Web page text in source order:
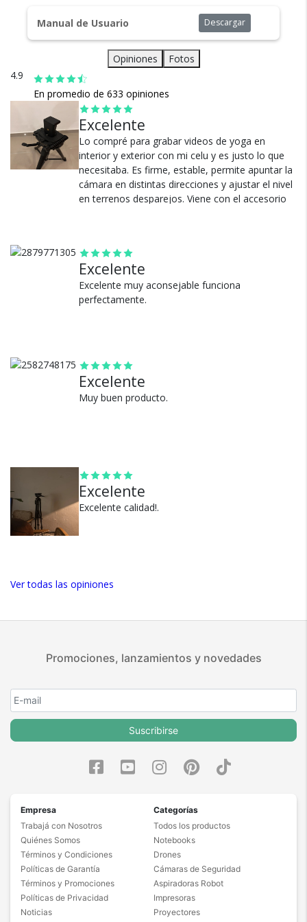
facilitando cambios de equipo o posición sin perder tiempo.
Nivel de burbuja y gancho de contrapeso:
Incluye doble nivel y gancho inferior para agregar peso
adicional y mejorar la estabilidad en exteriores.
Manual de Usuario Descargar
Opiniones
Fotos
4.9
En promedio de 633 opiniones
Excelente
Lo compré para grabar videos de yoga en
interior y exterior con mi celu y es justo lo que
necesitaba. Es firme, estable, permite apuntar la
cámara en distintas direcciones y ajustar el nivel
en terrenos desparejos. Viene con el accesorio
es ideal. Si comprás uno más barato, es plata
que se va a la basura.
Ver más
Excelente
Excelente muy aconsejable funciona
perfectamente.
Excelente
Muy buen producto.
Excelente
Excelente calidad!.
Ver todas las opiniones
cuentan con seguro total.
Cambios y Devoluciones
Te damos 30 días de prueba.
Si no es lo que esperabas, te devolvemos tu
¿Por qué estamos tan
100% de calificaciones
positivas en MercadoLibre.
5 estrellas de 5 en Google.
productos.
Seguro de cobertura en tus
envíos.
Promociones, lanzamientos y novedades
Suscribirse
Empresa
Trabajá con Nosotros
Quiénes Somos
Términos y Condiciones
Políticas de Garantía
Términos y Promociones
Políticas de Privacidad
Noticias
Categorías
Todos los productos
Notebooks
Drones
Cámaras de Seguridad
Aspiradoras Robot
Impresoras
Proyectores